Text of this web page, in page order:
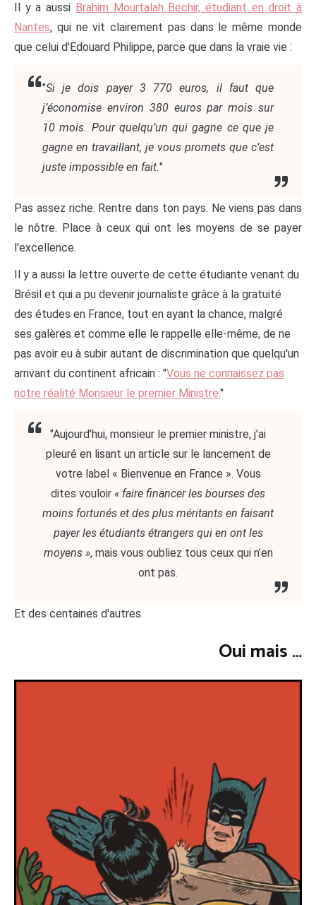
Il y a aussi Brahim Mourtalah Bechir, étudiant en droit à
Nantes, qui ne vit clairement pas dans le même monde
que celui d'Edouard Philippe, parce que dans la vraie vie :
"Si je dois payer 3 770 euros, il faut que
j’économise environ 380 euros par mois sur
10 mois. Pour quelqu’un qui gagne ce que je
gagne en travaillant, je vous promets que c’est
juste impossible en fait."
Pas assez riche. Rentre dans ton pays. Ne viens pas dans
le nôtre. Place à ceux qui ont les moyens de se payer
l'excellence.
Il y a aussi la lettre ouverte de cette étudiante venant du
Brésil et qui a pu devenir journaliste grâce à la gratuité
des études en France, tout en ayant la chance, malgré
ses galères et comme elle le rappelle elle-même, de ne
pas avoir eu à subir autant de discrimination que quelqu'un
arrivant du continent africain : "Vous ne connaissez pas
notre réalité Monsieur le premier Ministre."
"Aujourd’hui, monsieur le premier ministre, j’ai
pleuré en lisant un article sur le lancement de
votre label « Bienvenue en France ». Vous
dites vouloir « faire financer les bourses des
moins fortunés et des plus méritants en faisant
payer les étudiants étrangers qui en ont les
moyens », mais vous oubliez tous ceux qui n’en
ont pas.
Et des centaines d'autres.
Oui mais …